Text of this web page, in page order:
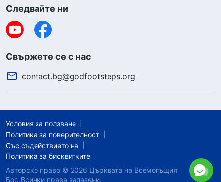
Следвайте ни
Свържете се с нас
contact.bg@godfootsteps.org
Условия за ползване
Политика за поверителност
Със съдействието на
Политика за бисквитките
Авторско право © 2026 Църквата на Всемогъщия
Бог. Всички права запазени.